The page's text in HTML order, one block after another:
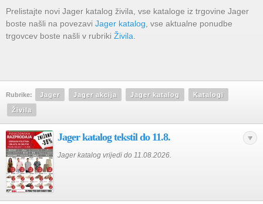
Prelistajte novi Jager katalog živila, vse kataloge iz trgovine Jager
boste našli na povezavi Jager katalog , vse aktualne ponudbe
trgovcev boste našli v rubriki Živila
Rubrike: Jager Jager akcija Jager katalog Katalogi
Živila
Jager katalog tekstil do 11.8.
Jager katalog vrijedi do 11.08.2026.